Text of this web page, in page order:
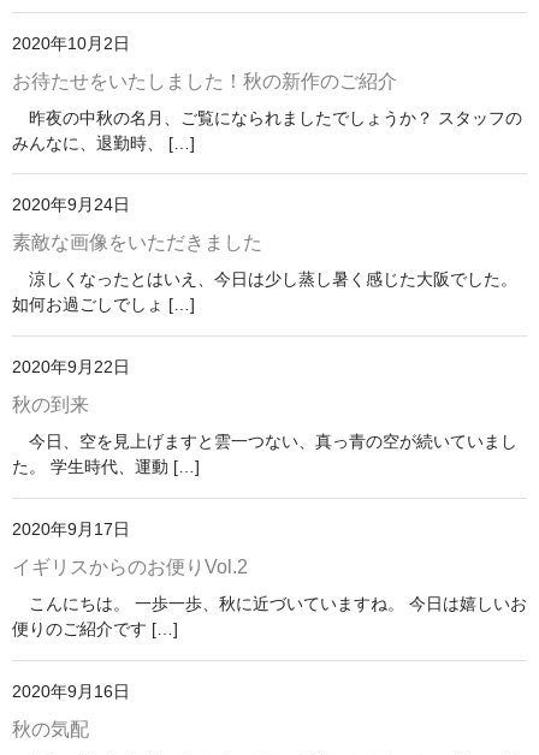
2020年10月2日
お待たせをいたしました！秋の新作のご紹介
昨夜の中秋の名月、ご覧になられましたでしょうか？ スタッフの
みんなに、退勤時、 […]
2020年9月24日
素敵な画像をいただきました
涼しくなったとはいえ、今日は少し蒸し暑く感じた大阪でした。
如何お過ごしでしょ […]
2020年9月22日
秋の到来
今日、空を見上げますと雲一つない、真っ青の空が続いていまし
た。 学生時代、運動 […]
2020年9月17日
イギリスからのお便りVol.2
こんにちは。 一歩一歩、秋に近づいていますね。 今日は嬉しいお
便りのご紹介です […]
2020年9月16日
秋の気配